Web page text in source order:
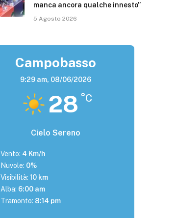
manca ancora qualche innesto”
5 Agosto 2026
Campobasso
9:29 am, 08/06/2026
28 °C
Cielo Sereno
Vento: 4 Km/h
Nuvole: 0%
Visibilità: 10 km
Alba: 6:00 am
Tramonto: 8:14 pm